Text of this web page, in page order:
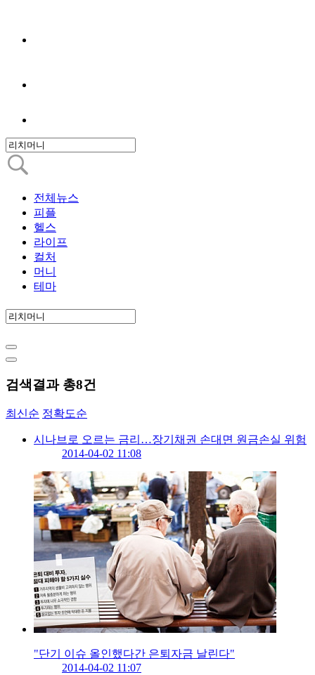
전체뉴스
피플
헬스
라이프
컬처
머니
테마
검색결과 총8건
최신순 정확도순
시나브로 오르는 금리…장기채권 손대면 원금손실 위험
2014-04-02 11:08
"단기 이슈 올인했다간 은퇴자금 날린다"
2014-04-02 11:07